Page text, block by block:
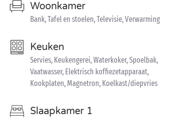
Woonkamer
Bank, Tafel en stoelen, Televisie, Verwarming
Keuken
Servies, Keukengerei, Waterkoker, Spoelbak,
Vaatwasser, Elektrisch koffiezetapparaat,
Kookplaten, Magnetron, Koelkast/diepvries
Slaapkamer 1